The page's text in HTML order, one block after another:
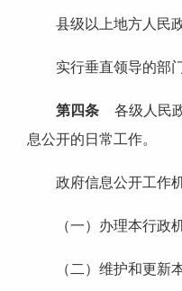
县级以上地方人民政
实行垂直领导的部门
第四条 各级人民
息公开的日常工作。
政府信息公开工作机
（一）办理本行政机
（二）维护和更新本